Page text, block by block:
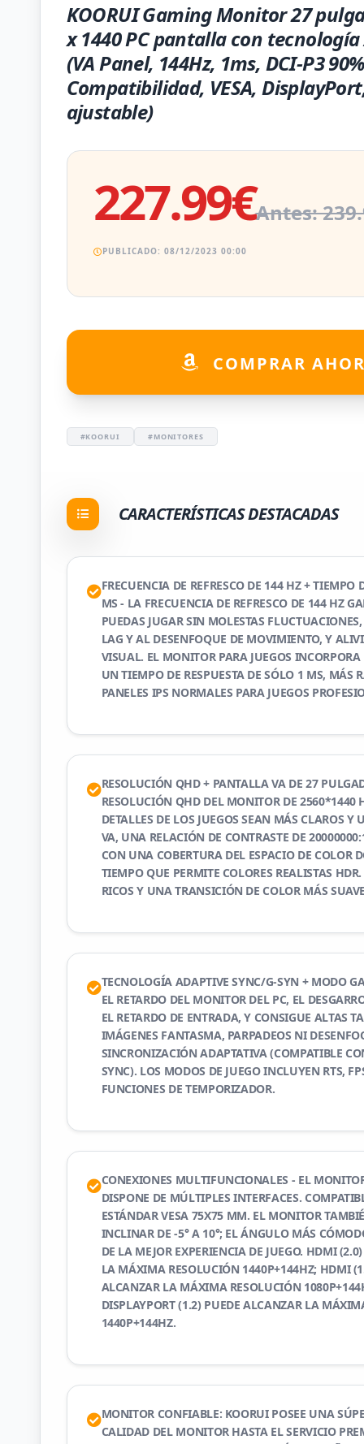
KOORUI Gaming Monitor 27
x 1440 PC pantalla con
(VA Panel, 144Hz, 1ms, DCI-P3
Compatibilidad, VESA,
ajustable)
227.99€Antes:
PUBLICADO: 08/12/2023 00:00
COMPRAR
#KOORUI #MONITORES
CARACTERÍSTICAS DESTACADAS
FRECUENCIA DE REFRESCO DE 144 HZ + TIEMPO
MS - LA FRECUENCIA DE REFRESCO DE 144 HZ
PUEDAS JUGAR SIN MOLESTAS
LAG Y AL DESENFOQUE DE MOVIMIENTO, Y
VISUAL. EL MONITOR PARA JUEGOS
UN TIEMPO DE RESPUESTA DE SÓLO 1 MS, MÁS
PANELES IPS NORMALES PARA JUEGOS
RESOLUCIÓN QHD + PANTALLA VA DE 27
RESOLUCIÓN QHD DEL MONITOR DE 2560*1440
DETALLES DE LOS JUEGOS SEAN MÁS CLAROS
VA, UNA RELACIÓN DE CONTRASTE DE
CON UNA COBERTURA DEL ESPACIO DE COLOR
TIEMPO QUE PERMITE COLORES REALISTAS
RICOS Y UNA TRANSICIÓN DE COLOR MÁS
TECNOLOGÍA ADAPTIVE SYNC/G-SYN + MODO
EL RETARDO DEL MONITOR DEL PC, EL
EL RETARDO DE ENTRADA, Y CONSIGUE ALTAS
IMÁGENES FANTASMA, PARPADEOS NI
SINCRONIZACIÓN ADAPTATIVA (COMPATIBLE
SYNC). LOS MODOS DE JUEGO INCLUYEN RTS,
FUNCIONES DE TEMPORIZADOR.
CONEXIONES MULTIFUNCIONALES - EL
DISPONE DE MÚLTIPLES INTERFACES.
ESTÁNDAR VESA 75X75 MM. EL MONITOR
INCLINAR DE -5° A 10°; EL ÁNGULO MÁS
DE LA MEJOR EXPERIENCIA DE JUEGO. HDMI
LA MÁXIMA RESOLUCIÓN 1440P+144HZ; HDMI
ALCANZAR LA MÁXIMA RESOLUCIÓN
DISPLAYPORT (1.2) PUEDE ALCANZAR LA
1440P+144HZ.
MONITOR CONFIABLE: KOORUI POSEE UNA
CALIDAD DEL MONITOR HASTA EL SERVICIO